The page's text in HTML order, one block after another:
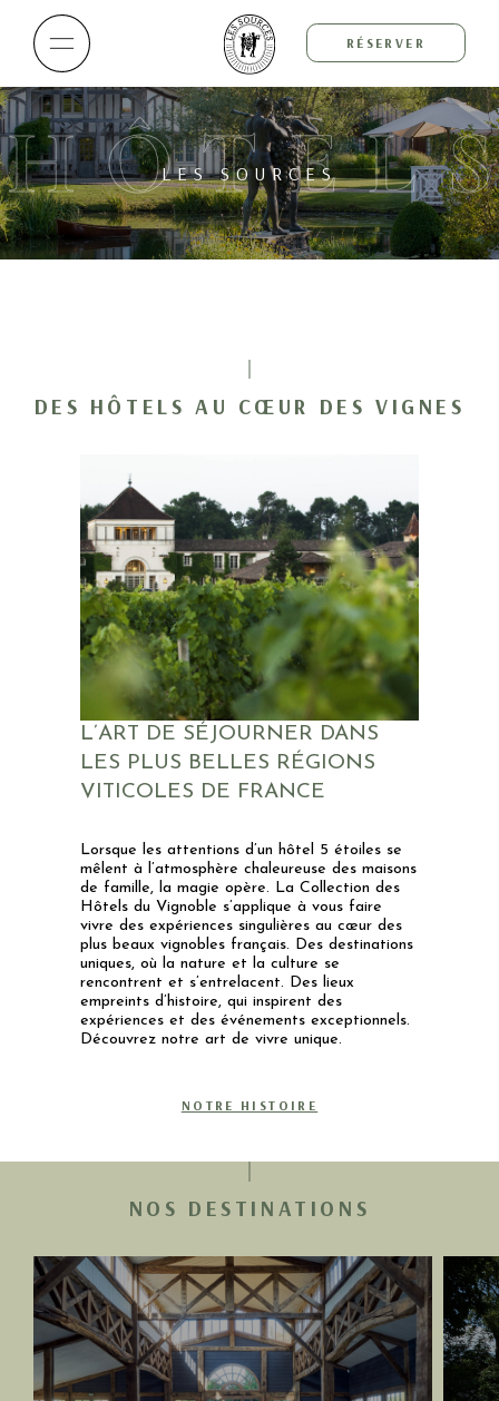
RÉSERVER
LES SOURCES
DES HÔTELS AU CŒUR DES VIGNES
L’ART DE SÉJOURNER DANS
LES PLUS BELLES RÉGIONS
VITICOLES DE FRANCE
Lorsque les attentions d’un hôtel 5 étoiles se
mêlent à l’atmosphère chaleureuse des maisons
de famille, la magie opère. La Collection des
Hôtels du Vignoble s’applique à vous faire
vivre des expériences singulières au cœur des
plus beaux vignobles français. Des destinations
uniques, où la nature et la culture se
rencontrent et s’entrelacent. Des lieux
empreints d’histoire, qui inspirent des
expériences et des événements exceptionnels.
Découvrez notre art de vivre unique.
NOTRE HISTOIRE
NOS DESTINATIONS